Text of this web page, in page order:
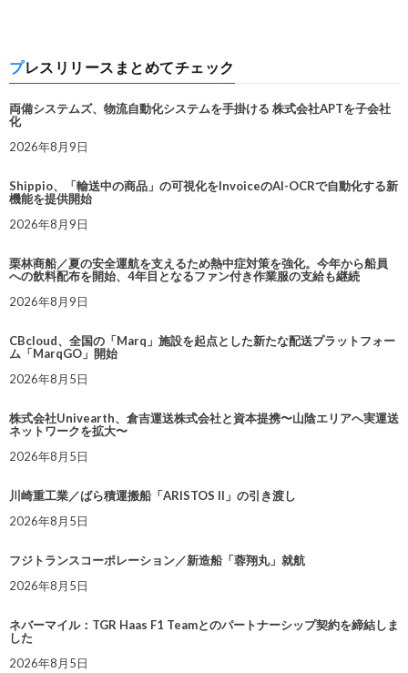
プレスリリースまとめてチェック
両備システムズ、物流自動化システムを手掛ける 株式会社APTを子会社
化
2026年8月9日
Shippio、「輸送中の商品」の可視化をInvoiceのAI-OCRで自動化する新
機能を提供開始
2026年8月9日
栗林商船／夏の安全運航を支えるため熱中症対策を強化。今年から船員
への飲料配布を開始、4年目となるファン付き作業服の支給も継続
2026年8月9日
CBcloud、全国の「Marq」施設を起点とした新たな配送プラットフォー
ム「MarqGO」開始
2026年8月5日
株式会社Univearth、倉吉運送株式会社と資本提携〜山陰エリアへ実運送
ネットワークを拡大〜
2026年8月5日
川崎重工業／ばら積運搬船「ARISTOS II」の引き渡し
2026年8月5日
フジトランスコーポレーション／新造船「蓉翔丸」就航
2026年8月5日
ネバーマイル：TGR Haas F1 Teamとのパートナーシップ契約を締結しま
した
2026年8月5日